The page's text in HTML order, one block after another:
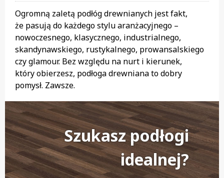
Ogromną zaletą podłóg drewnianych jest fakt,
że pasują do każdego stylu aranżacyjnego –
nowoczesnego, klasycznego, industrialnego,
skandynawskiego, rustykalnego, prowansalskiego
czy glamour. Bez względu na nurt i kierunek,
który obierzesz, podłoga drewniana to dobry
pomysł. Zawsze.
Szukasz podłogi
idealnej?